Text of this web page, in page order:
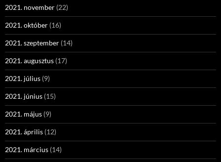
2021. november (22)
2021. október (16)
2021. szeptember (14)
2021. augusztus (17)
2021. július (9)
2021. június (15)
2021. május (9)
2021. április (12)
2021. március (14)